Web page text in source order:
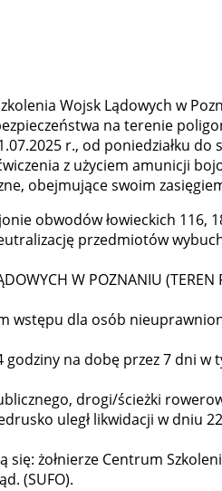
Wojsk Lądowych w
na terenie
r., od poniedziałku do
z użyciem amunicji
obejmujące swoim
łowieckich 116,
przedmiotów
W POZNANIU
wstępu dla osób
na dobę przez 7 dni
drogi/ścieżki
uległ likwidacji w dniu
żołnierze Centrum
(SUFO).